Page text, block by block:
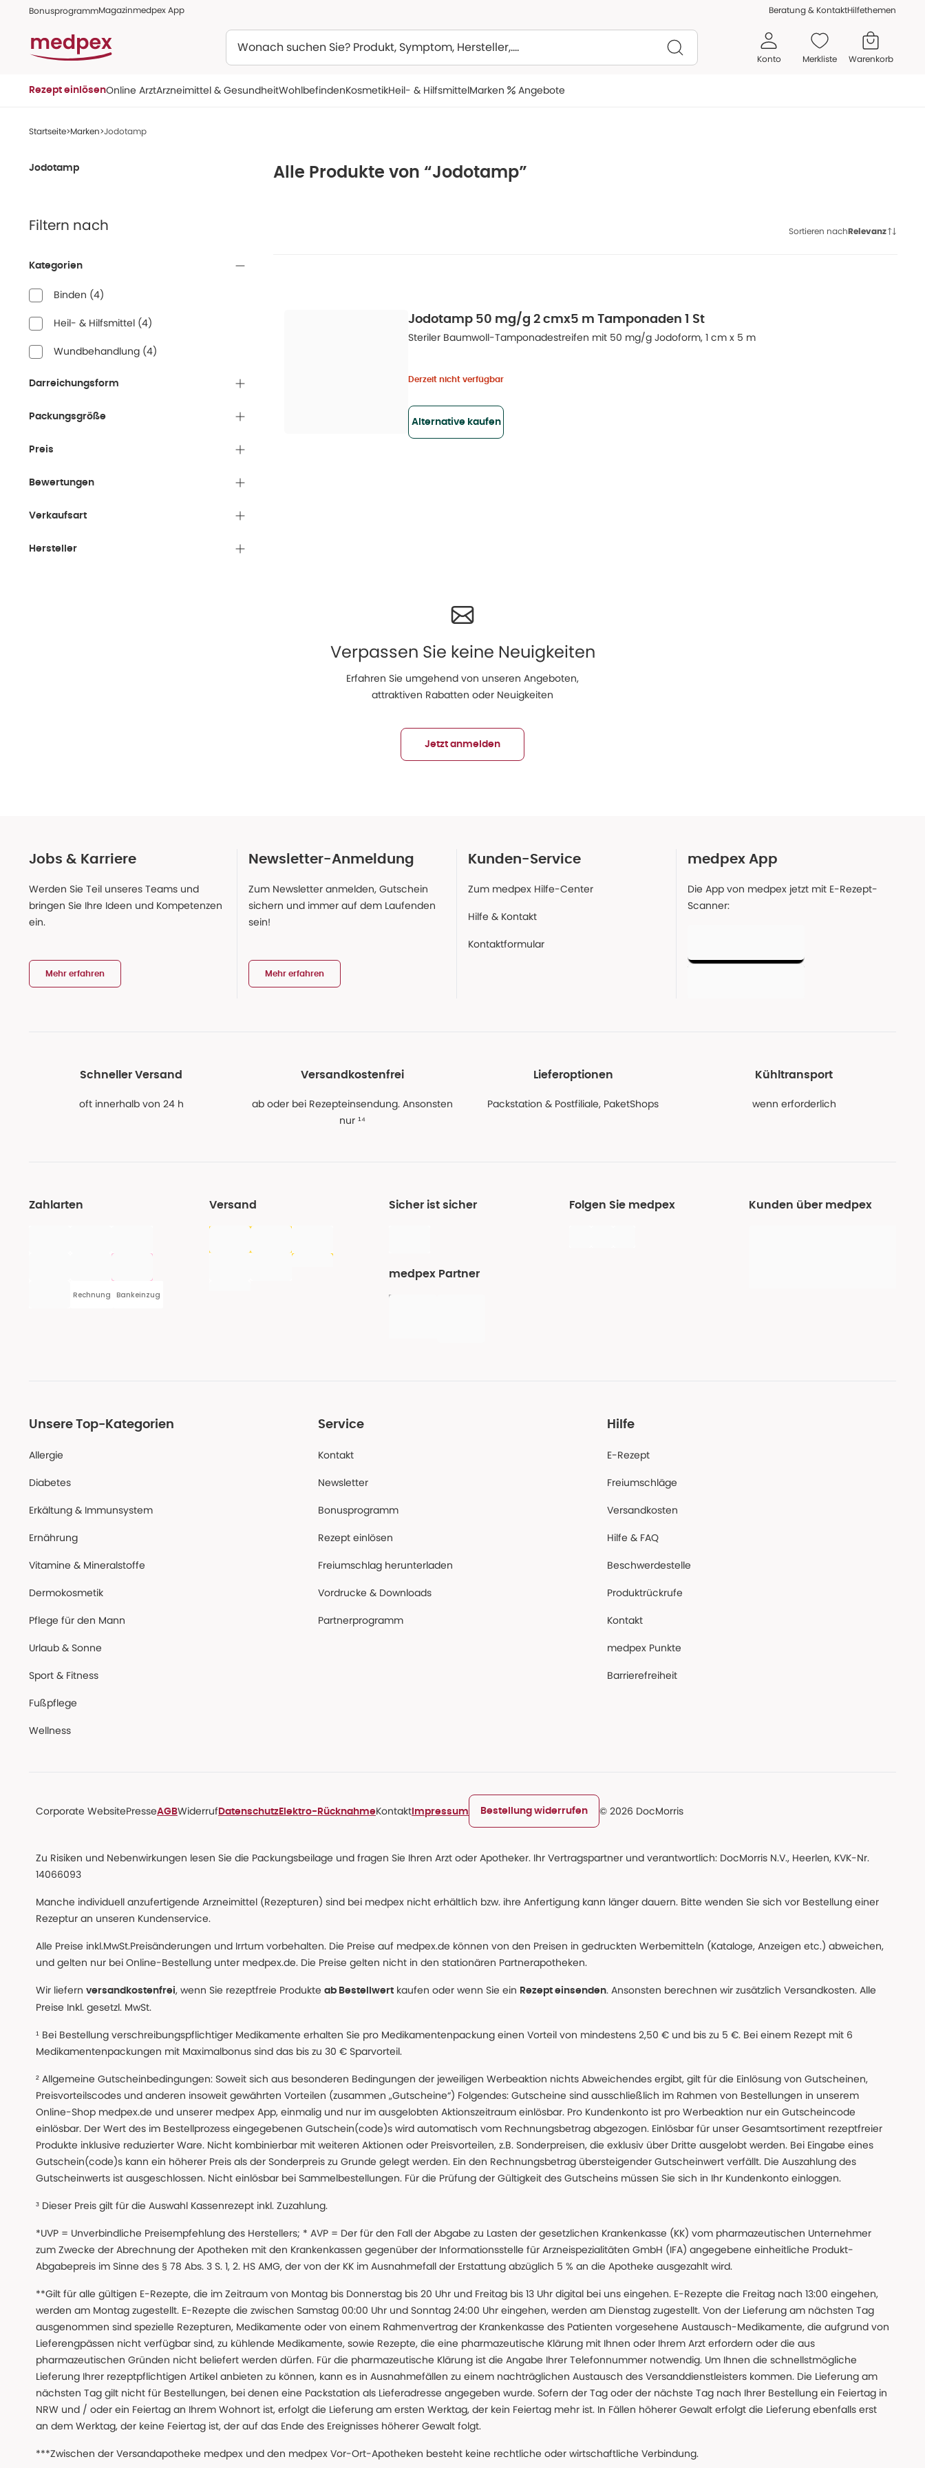
BonusprogrammMagazinmedpex App Beratung & KontaktHilfethemen
Konto Merkliste Warenkorb
Rezept einlösenOnline ArztArzneimittel & GesundheitWohlbefindenKosmetikHeil- & HilfsmittelMarken Angebote
Startseite Marken Jodotamp
Alle Produkte von “Jodotamp”
Jodotamp
Filtern nach
Kategorien
Binden (4)
Heil- & Hilfsmittel (4)
Wundbehandlung (4)
Darreichungsform
Packungsgröße
Preis
Bewertungen
Verkaufsart
Hersteller
Sortieren nachRelevanz
Jodotamp 50 mg/g 2 cmx5 m Tamponaden 1 St
Steriler Baumwoll-Tamponadestreifen mit 50 mg/g Jodoform, 1 cm x 5 m
Derzeit nicht verfügbar
Alternative kaufen
Verpassen Sie keine Neuigkeiten
Erfahren Sie umgehend von unseren Angeboten,
attraktiven Rabatten oder Neuigkeiten
Jetzt anmelden
Jobs & Karriere
Werden Sie Teil unseres Teams und
bringen Sie Ihre Ideen und Kompetenzen
ein.
Mehr erfahren
Newsletter-Anmeldung
Zum Newsletter anmelden, Gutschein
sichern und immer auf dem Laufenden
sein!
Mehr erfahren
Kunden-Service
Zum medpex Hilfe-Center
Hilfe & Kontakt
Kontaktformular
medpex App
Die App von medpex jetzt mit E-Rezept-
Scanner:
Schneller Versand
oft innerhalb von 24 h
Versandkostenfrei
ab oder bei Rezepteinsendung. Ansonsten
nur ¹⁴
Lieferoptionen
Packstation & Postfiliale, PaketShops
Kühltransport
wenn erforderlich
Zahlarten
Rechnung Bankeinzug
Versand Sicher ist sicher
medpex Partner
Folgen Sie medpex Kunden über medpex
Unsere Top-Kategorien
Allergie
Diabetes
Erkältung & Immunsystem
Ernährung
Vitamine & Mineralstoffe
Dermokosmetik
Pflege für den Mann
Urlaub & Sonne
Sport & Fitness
Fußpflege
Wellness
Service
Kontakt
Newsletter
Bonusprogramm
Rezept einlösen
Freiumschlag herunterladen
Vordrucke & Downloads
Partnerprogramm
Hilfe
E-Rezept
Freiumschläge
Versandkosten
Hilfe & FAQ
Beschwerdestelle
Produktrückrufe
Kontakt
medpex Punkte
Barrierefreiheit
Corporate WebsitePresseAGBWiderruf Datenschutz Elektro-RücknahmeKontakt Impressum Bestellung widerrufen © 2026 DocMorris
Zu Risiken und Nebenwirkungen lesen Sie die Packungsbeilage und fragen Sie Ihren Arzt oder Apotheker. Ihr Vertragspartner und verantwortlich: DocMorris N.V., Heerlen, KVK-Nr.
14066093
Manche individuell anzufertigende Arzneimittel (Rezepturen) sind bei medpex nicht erhältlich bzw. ihre Anfertigung kann länger dauern. Bitte wenden Sie sich vor Bestellung einer
Rezeptur an unseren Kundenservice.
Alle Preise inkl.MwSt.Preisänderungen und Irrtum vorbehalten. Die Preise auf medpex.de können von den Preisen in gedruckten Werbemitteln (Kataloge, Anzeigen etc.) abweichen,
und gelten nur bei Online-Bestellung unter medpex.de. Die Preise gelten nicht in den stationären Partnerapotheken.
Wir liefern versandkostenfrei, wenn Sie rezeptfreie Produkte ab Bestellwert kaufen oder wenn Sie ein Rezept einsenden. Ansonsten berechnen wir zusätzlich Versandkosten. Alle
Preise Inkl. gesetzl. MwSt.
¹ Bei Bestellung verschreibungspflichtiger Medikamente erhalten Sie pro Medikamentenpackung einen Vorteil von mindestens 2,50 € und bis zu 5 €. Bei einem Rezept mit 6
Medikamentenpackungen mit Maximalbonus sind das bis zu 30 € Sparvorteil.
² Allgemeine Gutscheinbedingungen: Soweit sich aus besonderen Bedingungen der jeweiligen Werbeaktion nichts Abweichendes ergibt, gilt für die Einlösung von Gutscheinen,
Preisvorteilscodes und anderen insoweit gewährten Vorteilen (zusammen „Gutscheine“) Folgendes: Gutscheine sind ausschließlich im Rahmen von Bestellungen in unserem
Online-Shop medpex.de und unserer medpex App, einmalig und nur im ausgelobten Aktionszeitraum einlösbar. Pro Kundenkonto ist pro Werbeaktion nur ein Gutscheincode
einlösbar. Der Wert des im Bestellprozess eingegebenen Gutschein(code)s wird automatisch vom Rechnungsbetrag abgezogen. Einlösbar für unser Gesamtsortiment rezeptfreier
Produkte inklusive reduzierter Ware. Nicht kombinierbar mit weiteren Aktionen oder Preisvorteilen, z.B. Sonderpreisen, die exklusiv über Dritte ausgelobt werden. Bei Eingabe eines
Gutschein(code)s kann ein höherer Preis als der Sonderpreis zu Grunde gelegt werden. Ein den Rechnungsbetrag übersteigender Gutscheinwert verfällt. Die Auszahlung des
Gutscheinwerts ist ausgeschlossen. Nicht einlösbar bei Sammelbestellungen. Für die Prüfung der Gültigkeit des Gutscheins müssen Sie sich in Ihr Kundenkonto einloggen.
³ Dieser Preis gilt für die Auswahl Kassenrezept inkl. Zuzahlung.
*UVP = Unverbindliche Preisempfehlung des Herstellers; * AVP = Der für den Fall der Abgabe zu Lasten der gesetzlichen Krankenkasse (KK) vom pharmazeutischen Unternehmer
zum Zwecke der Abrechnung der Apotheken mit den Krankenkassen gegenüber der Informationsstelle für Arzneispezialitäten GmbH (IFA) angegebene einheitliche Produkt-
Abgabepreis im Sinne des § 78 Abs. 3 S. 1, 2. HS AMG, der von der KK im Ausnahmefall der Erstattung abzüglich 5 % an die Apotheke ausgezahlt wird.
**Gilt für alle gültigen E-Rezepte, die im Zeitraum von Montag bis Donnerstag bis 20 Uhr und Freitag bis 13 Uhr digital bei uns eingehen. E-Rezepte die Freitag nach 13:00 eingehen,
werden am Montag zugestellt. E-Rezepte die zwischen Samstag 00:00 Uhr und Sonntag 24:00 Uhr eingehen, werden am Dienstag zugestellt. Von der Lieferung am nächsten Tag
ausgenommen sind spezielle Rezepturen, Medikamente oder von einem Rahmenvertrag der Krankenkasse des Patienten vorgesehene Austausch-Medikamente, die aufgrund von
Lieferengpässen nicht verfügbar sind, zu kühlende Medikamente, sowie Rezepte, die eine pharmazeutische Klärung mit Ihnen oder Ihrem Arzt erfordern oder die aus
pharmazeutischen Gründen nicht beliefert werden dürfen. Für die pharmazeutische Klärung ist die Angabe Ihrer Telefonnummer notwendig. Um Ihnen die schnellstmögliche
Lieferung Ihrer rezeptpflichtigen Artikel anbieten zu können, kann es in Ausnahmefällen zu einem nachträglichen Austausch des Versanddienstleisters kommen. Die Lieferung am
nächsten Tag gilt nicht für Bestellungen, bei denen eine Packstation als Lieferadresse angegeben wurde. Sofern der Tag oder der nächste Tag nach Ihrer Bestellung ein Feiertag in
NRW und / oder ein Feiertag an Ihrem Wohnort ist, erfolgt die Lieferung am ersten Werktag, der kein Feiertag mehr ist. In Fällen höherer Gewalt erfolgt die Lieferung ebenfalls erst
an dem Werktag, der keine Feiertag ist, der auf das Ende des Ereignisses höherer Gewalt folgt.
***Zwischen der Versandapotheke medpex und den medpex Vor-Ort-Apotheken besteht keine rechtliche oder wirtschaftliche Verbindung.